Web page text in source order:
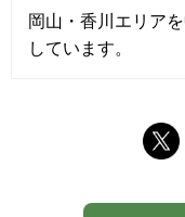
岡山・香川エリア
しています。